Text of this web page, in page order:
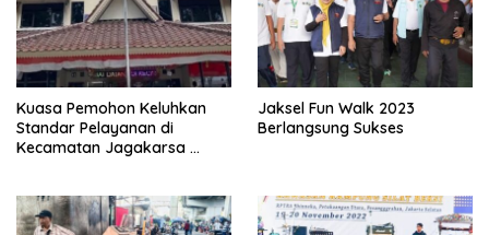
Kuasa Pemohon Keluhkan
Standar Pelayanan di
Kecamatan Jagakarsa
Jaksel Fun Walk 2023
Berlangsung Sukses